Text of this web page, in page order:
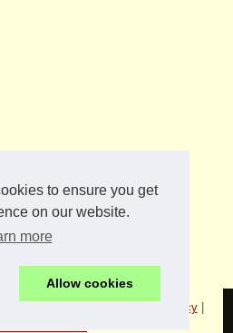
to ensure you get
on our website.
more
Allow cookies
Cookies Policy|